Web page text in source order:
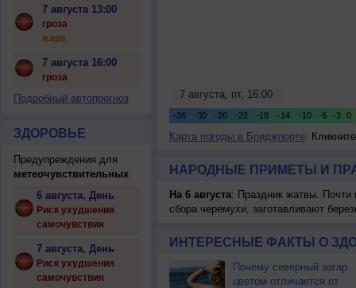
7 августа 13:00
гроза
жара
7 августа 16:00
гроза
Подробный автопрогноз
ЗДОРОВЬЕ
Предупреждения для
метеочувствительных
6 августа, День
Риск ухудшения
самочувствия
7 августа, День
Риск ухудшения
самочувствия
Карта погоды в Бриджпорте.
НАРОДНЫЕ ПРИМЕТЫ И
На 6 августа: Праздник жатвы. Почти
сбора черемухи, заготавливают
ИНТЕРЕСНЫЕ ФАКТЫ О
Почему северный загар
цветом отличается от